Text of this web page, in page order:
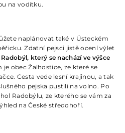
na vodítku.
naplánovat také v Ústeckém
Zdatní pejsci jistě ocení výlet
který se nachází ve výšce
je obec Žalhostice, ze které se
Cesta vede lesní krajinou, a tak
pejska pustili na volno. Po
Radobýlu, ze kterého se vám za
na České středohoří.